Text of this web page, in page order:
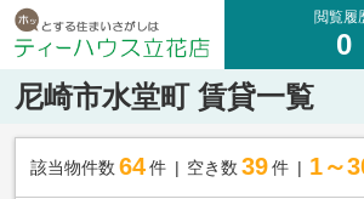
閲覧履
0
尼崎市水堂町 賃貸一覧
該当物件数 64件 空き数 39 件 1～